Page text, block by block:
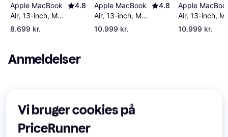
Apple MacBook
Air, 13-inch, M4
chip, 10-core
Unified Memory,
512GB SSD
4.8
8.699 kr.
Apple MacBook
Air, 13-inch, M4
chip, 10-core
4.8
10.999 kr.
Apple
Air, 13-inch,
chip, 10-core
10.999 kr.
Anmeldelser
Vi bruger cookies på
PriceRunner